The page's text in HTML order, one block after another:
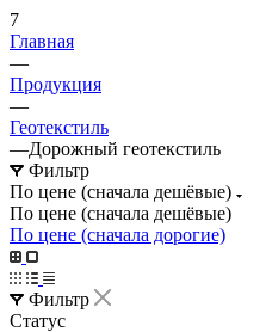
7
Главная
—
Продукция
—
Геотекстиль
—Дорожный геотекстиль
Фильтр
По цене (сначала дешёвые)
По цене (сначала дешёвые)
По цене (сначала дорогие)
Фильтр
Статус